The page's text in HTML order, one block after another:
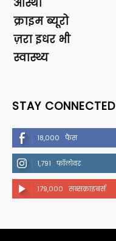
आस्था
क्राइम ब्यूरो
ज़रा इधर भी
स्वास्थ्य
STAY CONNECTED
18,000 फैंस
1,791 फॉलोवर
179,000 सब्सक्राइबर्स